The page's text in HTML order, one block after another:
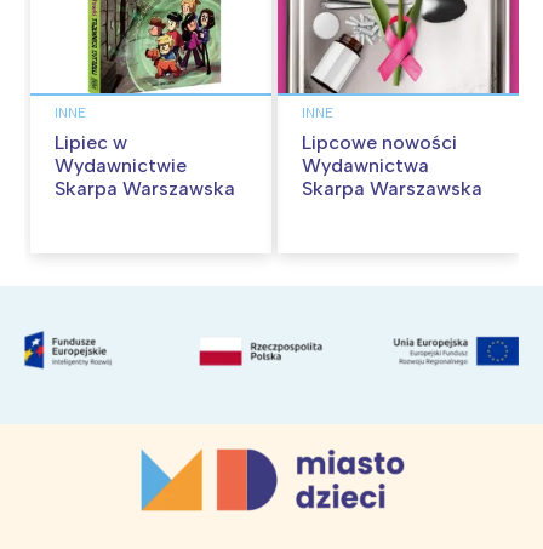
INNE
Lipiec w
Wydawnictwie
Skarpa Warszawska
INNE
Lipcowe nowości
Wydawnictwa
Skarpa Warszawska